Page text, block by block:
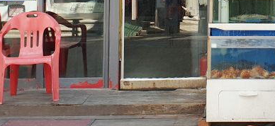
식품
032-468-6024
구월로276번길 29